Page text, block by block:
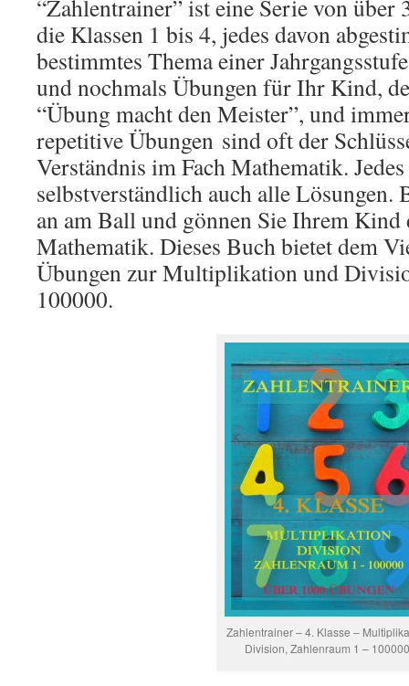
“Zahlentrainer” ist eine Serie von
die Klassen 1 bis 4, jedes davon
bestimmtes Thema einer
und nochmals Übungen für Ihr Kind,
“Übung macht den Meister”, und
repetitive Übungen sind oft der
Verständnis im Fach Mathematik.
selbstverständlich auch alle Lösungen.
an am Ball und gönnen Sie Ihrem
Mathematik. Dieses Buch bietet dem
Übungen zur Multiplikation und
100000.
Zahlentrainer – 4. Klasse –
Division, Zahlenraum 1 –